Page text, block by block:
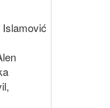
Islamović